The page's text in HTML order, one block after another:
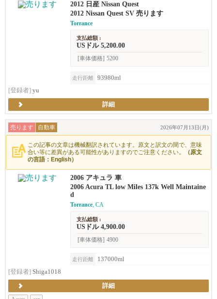
2012 日産 Nissan Quest
2012 Nissan Quest SV 売ります
Torrance
支払総額 :
USドル 5,200.00
[車体価格] 5200
走行距離
93980ml
[登録者] yu
詳細
売ります 自動車 2026年07月13日(月)
この記事の文章は機械翻訳されています。原文と訳文の間で、意味
合い等に差異がある可能性がありますのでご注意ください。
（原文
の言語：English）
2006 アキュラ 車
2006 Acura TL low Miles 137k Well Maintaine
d
Torrance, CA
支払総額 :
USドル 4,900.00
[車体価格] 4900
走行距離
137000ml
[登録者] Shiga1018
詳細